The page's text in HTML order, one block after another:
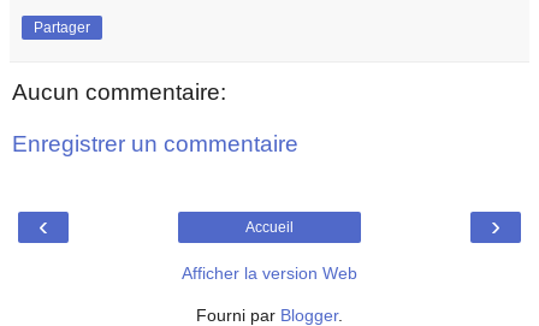
Partager
Aucun commentaire:
Enregistrer un commentaire
‹ ›
Accueil
Afficher la version Web
Fourni par Blogger.